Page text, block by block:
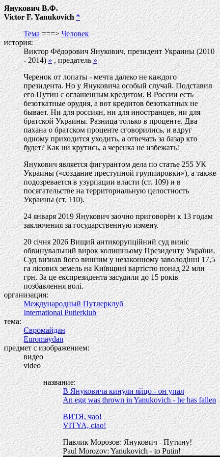
Янукович В.Ф.
Victor F. Yanukovich *
Тема===>Человек
история:
Виктор Фёдорович Янукович, президент Украины (2010
- 2014)», предатель»
Черенок от лопаты - мечта далеко не каждого
президента. Но у Януковича особый случай. Подставил
его Путин с оглашенным кредитом. В России есть
безоткатные орудия, а вот кредитов безоткатных не
бывает. Ни для россиян, ни для иностранцев, ни для
братской Украины. Разница только в проценте. Два
пахана о братском проценте сговорились, и вдруг
одному приходится уходить, а отвечать за базар кто
будет? Как ни крутись, а черенка не избежать!
Янукович является фигурантом дела по статье 255 УК
Украины («создание преступной группировки»), а также
подозревается в узурпации власти (ст. 109) и в
посягательстве на территориальную целостность
Украины (ст. 110).
24 января 2019 Янукович заочно приговорён к 13 годам
заключения за государственную измену.
20 січня 2026 Вищий антикорупційний суд виніс
обвинувальний вирок колишньому Президенту України.
Суд визнав його винним у незаконному заволодінні 17,5
га лісових земель на Київщині вартістю понад 22 млн
грн. За це експрезидента засудили до 15 років
позбавлення волі.
организация:
Международный Путлерклуб
International Putlerklub
тема:
Євромайдан
Euromaydan
предмет с изображением:
видео
video
название:
В Януковича кинули яйцо - он упал
An egg was thrown in Yanukovich - he has fallen
ВИТЯ, чао!
VITYA, ciao!
Павлик Морозов: Янукович - Путину!
Paul Morozov: Yanukovich - to Putin!